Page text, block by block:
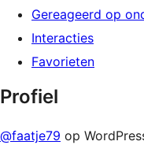
Gereageerd op
Interacties
Favorieten
Profiel
@faatje79 op